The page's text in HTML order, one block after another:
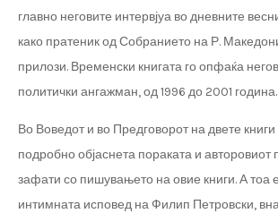
главно неговите интервјуа во дневните
како пратеник од Собранието на Р.
прилози. Временски книгата го опфаќа
политички ангажман, од 1996 до 2001 година.
Во Воведот и во Предговорот на двете
подробно објаснета пораката и авторовиот
зафати со пишувањето на овие книги. А тоа
интимната исповед на Филип Петровски,